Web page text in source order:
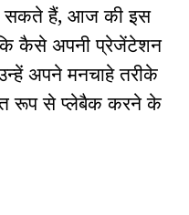
सकते हैं, आज की इस
कैसे अपनी प्रेजेंटेशन
अपने मनचाहे तरीके
रूप से प्लेबैक करने के